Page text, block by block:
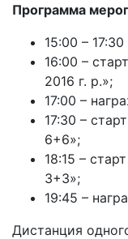
Программа
15:00 –
16:00 –
2016 г. р.»;
17:00 –
17:30 –
6+6»;
18:15 –
3+3»;
19:45 –
Дистанция